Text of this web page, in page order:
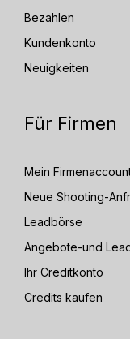
Bezahlen
Kundenkonto
Neuigkeiten
Für Firmen
Mein
Neue Shooting-
Leadbörse
Angebote-und
Ihr Creditkonto
Credits kaufen